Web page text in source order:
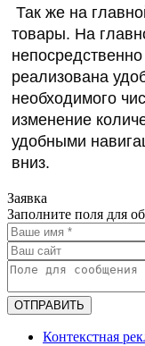
Так же на
товары. На
реализована
необходимого
изменение
удобными
вниз.
Заявка
Заполните поля для
ОТПРАВИТЬ
Контекстная